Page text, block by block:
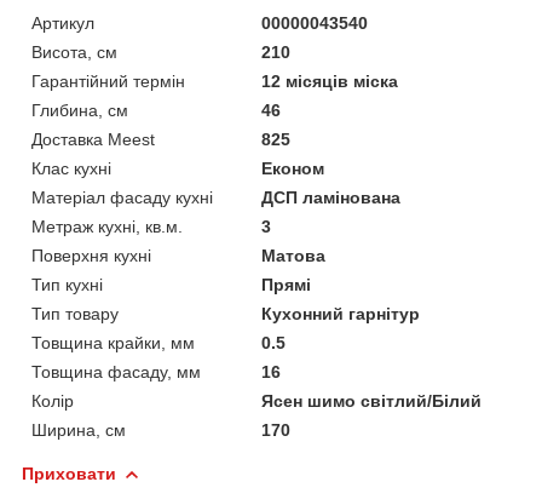
Артикул
00000043540
Висота, см
210
Гарантійний термін
12 місяців міска
Глибина, см
46
Доставка Meest
825
Клас кухні
Економ
Матеріал фасаду кухні
ДСП ламінована
Метраж кухні, кв.м.
3
Поверхня кухні
Матова
Тип кухні
Прямі
Тип товару
Кухонний гарнітур
Товщина крайки, мм
0.5
Товщина фасаду, мм
16
Колір
Ясен шимо світлий/Білий
Ширина, см
170
Приховати